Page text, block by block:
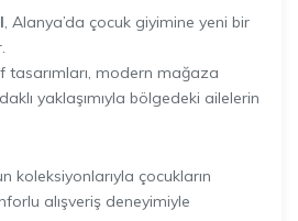
, Alanya’da çocuk giyimine yeni bir
tasarımları, modern mağaza
yaklaşımıyla bölgedeki ailelerin
koleksiyonlarıyla çocukların
alışveriş deneyimiyle